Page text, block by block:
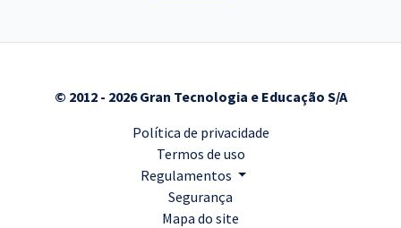
© 2012 - 2026 Gran Tecnologia e Educação S/A
Política de privacidade
Termos de uso
Regulamentos
Segurança
Mapa do site